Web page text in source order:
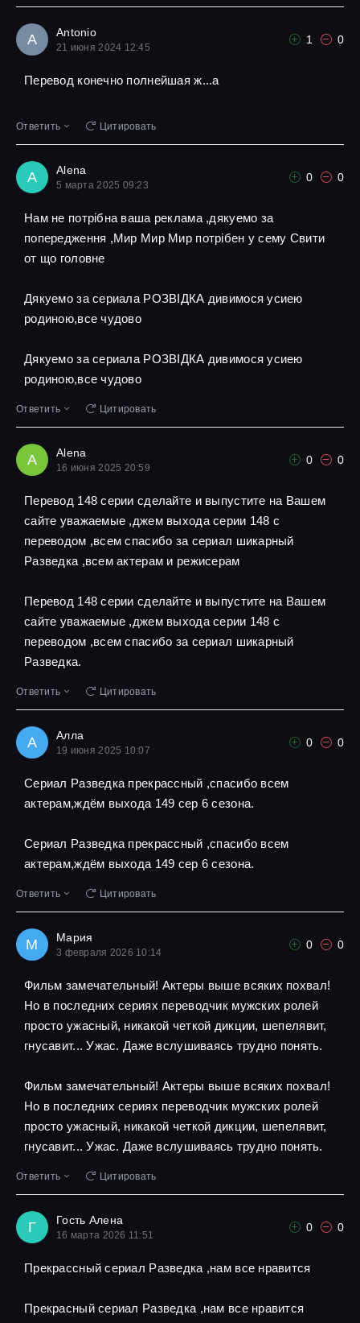
A Antonio
21 июня 2024 12:45
1 0
Перевод конечно полнейшая ж...а
Ответить Цитировать
A Alena
5 марта 2025 09:23
0 0
Нам не потрібна ваша реклама ,дякуемо за
попередження ,Мир Мир Мир потрібен у сему Свити
от що головне
Дякуемо за сериала РОЗВІДКА дивимося усиею
родиною,все чудово
Дякуемо за сериала РОЗВІДКА дивимося усиею
родиною,все чудово
Ответить Цитировать
A Alena
16 июня 2025 20:59
0 0
Перевод 148 серии сделайте и выпустите на Вашем
сайте уважаемые ,джем выхода серии 148 с
переводом ,всем спасибо за сериал шикарный
Разведка ,всем актерам и режисерам
Перевод 148 серии сделайте и выпустите на Вашем
сайте уважаемые ,джем выхода серии 148 с
переводом ,всем спасибо за сериал шикарный
Разведка.
Ответить Цитировать
А Алла
19 июня 2025 10:07
0 0
Сериал Разведка прекрассный ,спасибо всем
актерам,ждём выхода 149 сер 6 сезона.
Сериал Разведка прекрассный ,спасибо всем
актерам,ждём выхода 149 сер 6 сезона.
Ответить Цитировать
М Мария
3 февраля 2026 10:14
0 0
Фильм замечательный! Актеры выше всяких похвал!
Но в последних сериях переводчик мужских ролей
просто ужасный, никакой четкой дикции, шепелявит,
гнусавит... Ужас. Даже вслушиваясь трудно понять.
Фильм замечательный! Актеры выше всяких похвал!
Но в последних сериях переводчик мужских ролей
просто ужасный, никакой четкой дикции, шепелявит,
гнусавит... Ужас. Даже вслушиваясь трудно понять.
Ответить Цитировать
Г Гость Алена
16 марта 2026 11:51
0 0
Прекрассный сериал Разведка ,нам все нравится
Прекрасный сериал Разведка ,нам все нравится